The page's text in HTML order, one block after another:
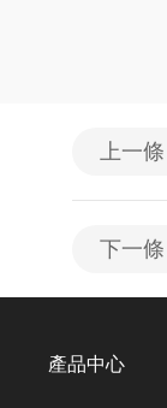
上一條
下一條
產品中心